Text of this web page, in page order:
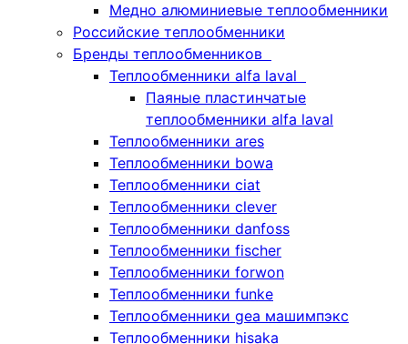
Медно алюминиевые теплообменники
Российские теплообменники
Бренды теплообменников
Теплообменники alfa laval
Паяные пластинчатые
теплообменники alfa laval
Теплообменники ares
Теплообменники bowa
Теплообменники ciat
Теплообменники clever
Теплообменники danfoss
Теплообменники fischer
Теплообменники forwon
Теплообменники funke
Теплообменники gea машимпэкс
Теплообменники hisaka